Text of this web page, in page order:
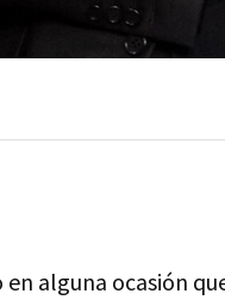
alguna ocasión